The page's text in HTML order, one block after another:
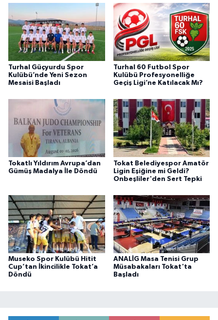
Turhal Güçyurdu Spor
Kulübü’nde Yeni Sezon
Mesaisi Başladı
Turhal 60 Futbol Spor
Kulübü Profesyonelliğe
Geçiş Ligi’ne Katılacak Mı?
Tokatlı Yıldırım Avrupa’dan
Gümüş Madalya İle Döndü
Tokat Belediyespor Amatör
Ligin Eşiğine mi Geldi?
Onbeşliler'den Sert Tepki
Museko Spor Kulübü Hitit
Cup’tan İkincilikle Tokat’a
Döndü
ANALİG Masa Tenisi Grup
Müsabakaları Tokat'ta
Başladı